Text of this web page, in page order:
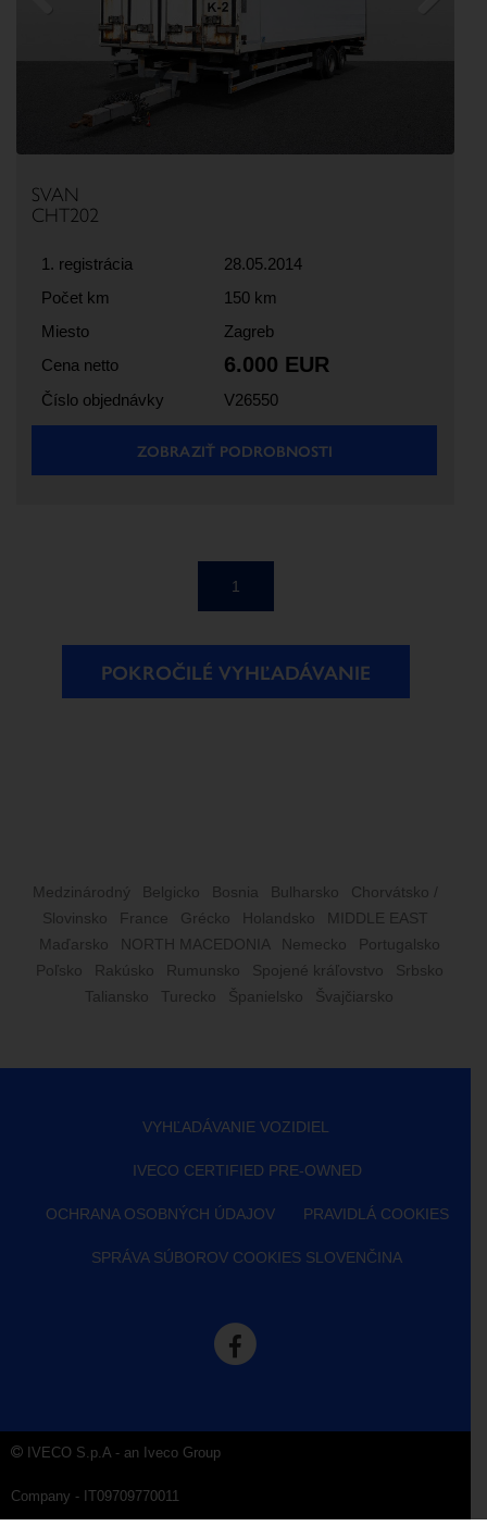
SVAN
CHT202
1. registrácia
28.05.2014
Počet km
150 km
Miesto
Zagreb
Cena netto
6.000 EUR
Číslo objednávky V26550
ZOBRAZIŤ PODROBNOSTI
1
POKROČILÉ VYHĽADÁVANIE
Medzinárodný Belgicko Bosnia Bulharsko
Chorvátsko /
Slovinsko
France Grécko Holandsko
MIDDLE EAST
Maďarsko
NORTH MACEDONIA Nemecko
Portugalsko
Poľsko
Rakúsko Rumunsko Spojené kráľovstvo
Srbsko
Taliansko
Turecko Španielsko Švajčiarsko
VYHĽADÁVANIE VOZIDIEL
IVECO CERTIFIED PRE-OWNED
OCHRANA OSOBNÝCH ÚDAJOV PRAVIDLÁ COOKIES
SPRÁVA SÚBOROV COOKIES SLOVENČINA
IVECO S.p.A - an Iveco Group
Company - IT09709770011